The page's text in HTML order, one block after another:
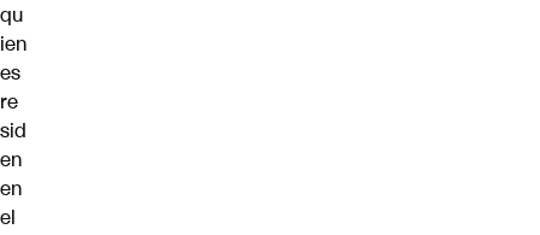
qu
ien
es
re
sid
en
en
el